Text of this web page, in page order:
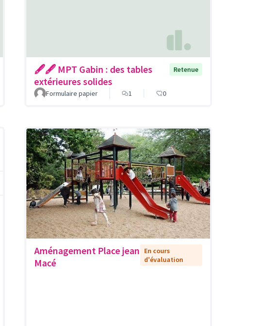
🖋🖋 MPT Gabin : des tables
extérieures solides
Retenue
Formulaire papier 1 0
Aménagement Place jean
Macé
En cours
d'évaluation